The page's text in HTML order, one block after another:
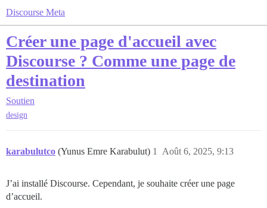
Discourse Meta
Créer une page d'accueil avec
Discourse ? Comme une page de
destination
Soutien
design
karabulutco (Yunus Emre Karabulut) Août 6, 2025, 9:13
1
J’ai installé Discourse. Cependant, je souhaite créer une page
d’accueil.